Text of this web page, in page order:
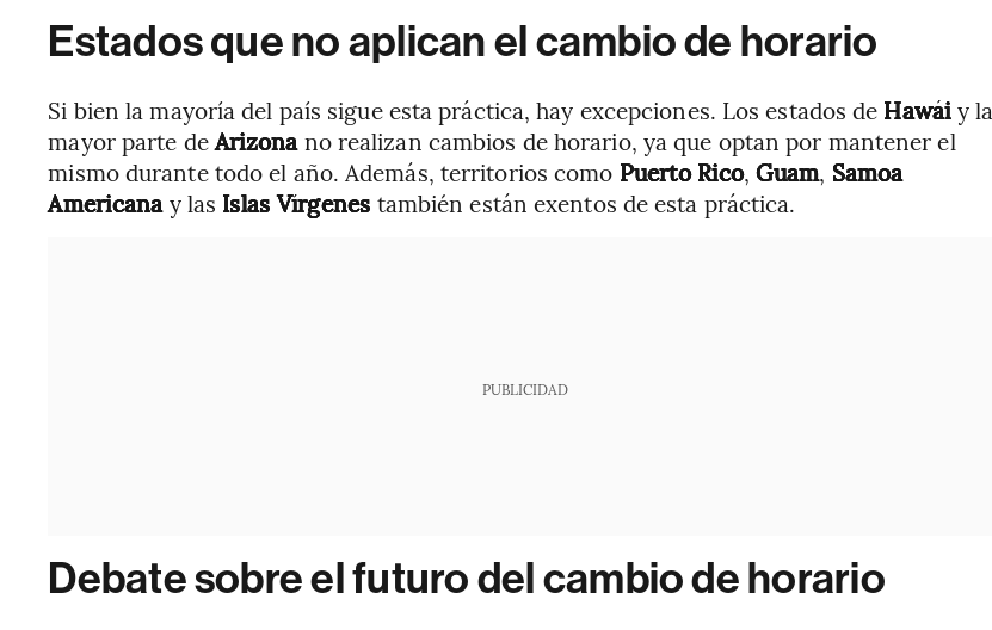
Estados que no aplican el cambio de horario
Si bien la mayoría del país sigue esta práctica, hay excepciones. Los estados de Hawáiy la
mayor parte deArizonano realizan cambios de horario, ya que optan por mantener el
mismo durante todo el año. Además, territorios como Puerto Rico,Guam, Samoa
Americanay las Islas Vírgenes también están exentos de esta práctica.
PUBLICIDAD
Debate sobre el futuro del cambio de horario